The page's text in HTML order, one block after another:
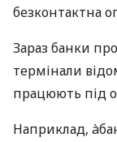
безконтактна
Зараз банки
термінали
працюють під
Наприклад,